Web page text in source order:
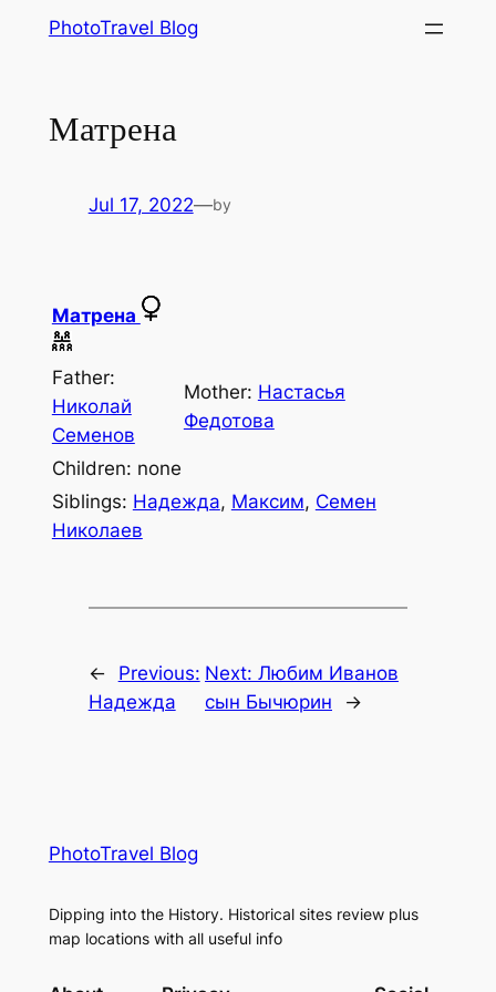
PhotoTravel Blog
Матрена
Jul 17, 2022—by
Матрена
Father:
Николай
Семенов
Mother: Наcтасья
Федотова
Children: none
Siblings: Надежда, Максим, Семен
Николаев
←
Previous:
Надежда
Next: Любим Иванов
сын Бычюрин
→
PhotoTravel Blog
Dipping into the History. Historical sites review plus
map locations with all useful info